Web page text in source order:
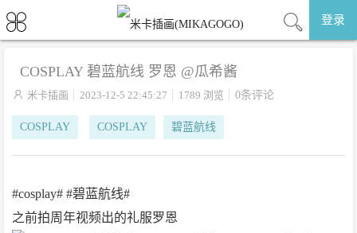
登录
COSPLAY 碧蓝航线 罗恩 @瓜希酱
 米卡插画 2023-12-5 22:45:27 1789 浏览 0条评论
COSPLAY COSPLAY 碧蓝航线
#cosplay# #碧蓝航线#
之前拍周年视频出的礼服罗恩